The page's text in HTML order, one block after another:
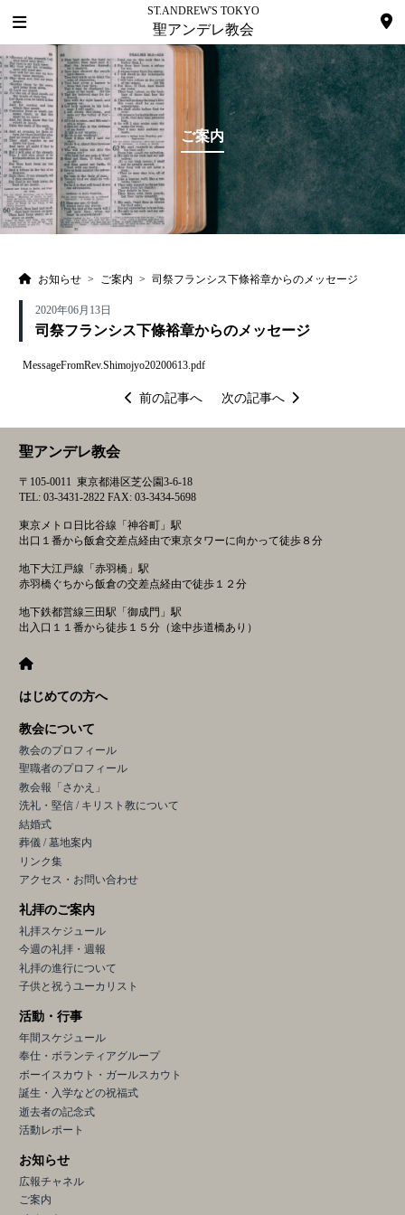
ST.ANDREW'S TOKYO
聖アンデレ教会
ご案内
お知らせ > ご案内 > 司祭フランシス下條裕章からのメッセージ
2020年06月13日
司祭フランシス下條裕章からのメッセージ
MessageFromRev.Shimojyo20200613.pdf
次の記事へ
前の記事へ
聖アンデレ教会
〒105-0011 東京都港区芝公園3-6-18
TEL: 03-3431-2822 FAX: 03-3434-5698
東京メトロ日比谷線「神谷町」駅
出口１番から飯倉交差点経由で東京タワーに向かって徒歩８分
地下大江戸線「赤羽橋」駅
赤羽橋ぐちから飯倉の交差点経由で徒歩１２分
地下鉄都営線三田駅「御成門」駅
出入口１１番から徒歩１５分（途中歩道橋あり）
はじめての方へ
教会について
教会のプロフィール
聖職者のプロフィール
教会報「さかえ」
洗礼・堅信 / キリスト教について
結婚式
葬儀 / 墓地案内
リンク集
アクセス・お問い合わせ
礼拝のご案内
礼拝スケジュール
今週の礼拝・週報
礼拝の進行について
子供と祝うユーカリスト
活動・行事
年間スケジュール
奉仕・ボランティアグループ
ボーイスカウト・ガールスカウト
誕生・入学などの祝福式
逝去者の記念式
活動レポート
お知らせ
広報チャネル
ご案内